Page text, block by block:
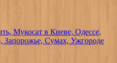
Мукосат в Киеве, Одессе,
Сумах, Ужгороде